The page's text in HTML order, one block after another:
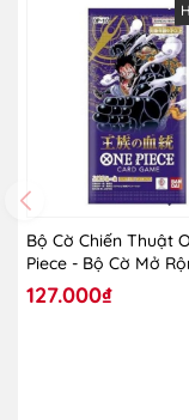
Bộ Cờ Chiến Thuật
Piece - Bộ Cờ Mở
Royal Blood OP-10 -
One Piece - Vol.10
127.000₫